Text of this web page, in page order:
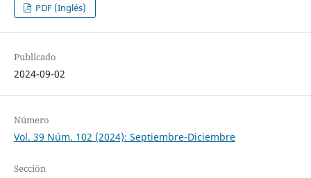
PDF (Inglés)
Publicado
2024-09-02
Número
Vol. 39 Núm. 102 (2024): Septiembre-Diciembre
Sección